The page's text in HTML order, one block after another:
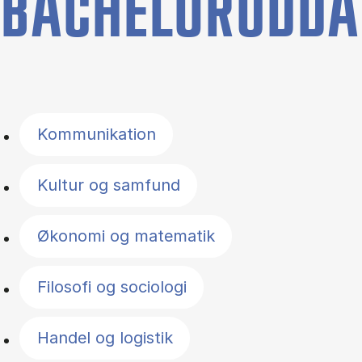
Kommunikation
Kultur og samfund
Økonomi og matematik
Filosofi og sociologi
Handel og logistik